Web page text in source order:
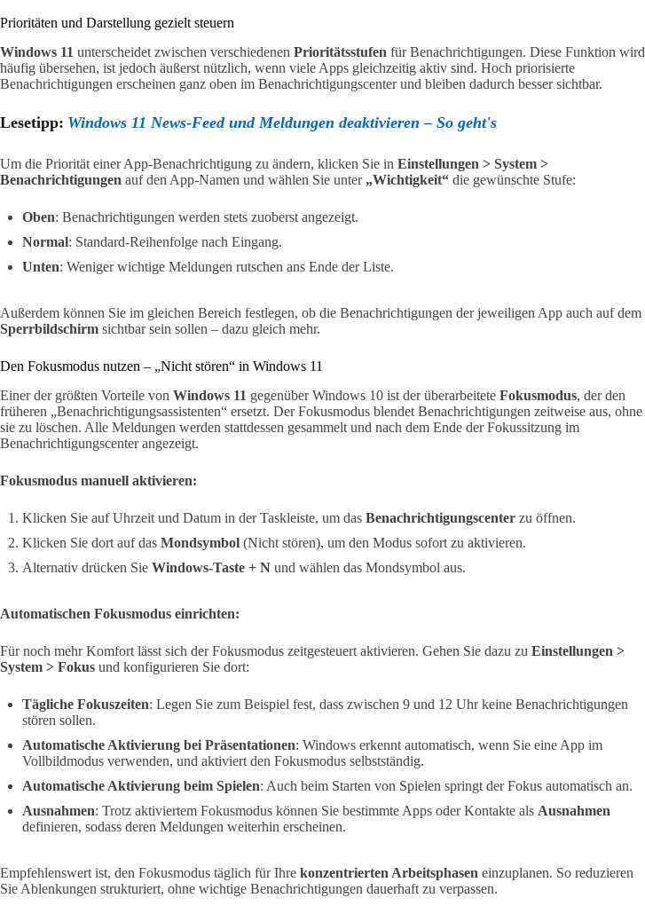
Prioritäten und Darstellung gezielt steuern
Windows 11 unterscheidet zwischen verschiedenen Prioritätsstufen für Benachrichtigungen. Diese Funktion wird
häufig übersehen, ist jedoch äußerst nützlich, wenn viele Apps gleichzeitig aktiv sind. Hoch priorisierte
Benachrichtigungen erscheinen ganz oben im Benachrichtigungscenter und bleiben dadurch besser sichtbar.
Lesetipp: Windows 11 News-Feed und Meldungen deaktivieren – So geht's
Um die Priorität einer App-Benachrichtigung zu ändern, klicken Sie in Einstellungen > System >
Benachrichtigungen auf den App-Namen und wählen Sie unter „Wichtigkeit“ die gewünschte Stufe:
Oben: Benachrichtigungen werden stets zuoberst angezeigt.
Normal: Standard-Reihenfolge nach Eingang.
Unten: Weniger wichtige Meldungen rutschen ans Ende der Liste.
Außerdem können Sie im gleichen Bereich festlegen, ob die Benachrichtigungen der jeweiligen App auch auf dem
Sperrbildschirm sichtbar sein sollen – dazu gleich mehr.
Den Fokusmodus nutzen – „Nicht stören“ in Windows 11
Einer der größten Vorteile von Windows 11 gegenüber Windows 10 ist der überarbeitete Fokusmodus, der den
früheren „Benachrichtigungsassistenten“ ersetzt. Der Fokusmodus blendet Benachrichtigungen zeitweise aus, ohne
sie zu löschen. Alle Meldungen werden stattdessen gesammelt und nach dem Ende der Fokussitzung im
Benachrichtigungscenter angezeigt.
Fokusmodus manuell aktivieren:
Klicken Sie auf Uhrzeit und Datum in der Taskleiste, um das Benachrichtigungscenter zu öffnen.
Klicken Sie dort auf das Mondsymbol (Nicht stören), um den Modus sofort zu aktivieren.
Alternativ drücken Sie Windows-Taste + N und wählen das Mondsymbol aus.
Automatischen Fokusmodus einrichten:
Für noch mehr Komfort lässt sich der Fokusmodus zeitgesteuert aktivieren. Gehen Sie dazu zu Einstellungen >
System > Fokus und konfigurieren Sie dort:
Tägliche Fokuszeiten: Legen Sie zum Beispiel fest, dass zwischen 9 und 12 Uhr keine Benachrichtigungen
stören sollen.
Automatische Aktivierung bei Präsentationen: Windows erkennt automatisch, wenn Sie eine App im
Vollbildmodus verwenden, und aktiviert den Fokusmodus selbstständig.
Automatische Aktivierung beim Spielen: Auch beim Starten von Spielen springt der Fokus automatisch an.
Ausnahmen: Trotz aktiviertem Fokusmodus können Sie bestimmte Apps oder Kontakte als Ausnahmen
definieren, sodass deren Meldungen weiterhin erscheinen.
Empfehlenswert ist, den Fokusmodus täglich für Ihre konzentrierten Arbeitsphasen einzuplanen. So reduzieren
Sie Ablenkungen strukturiert, ohne wichtige Benachrichtigungen dauerhaft zu verpassen.